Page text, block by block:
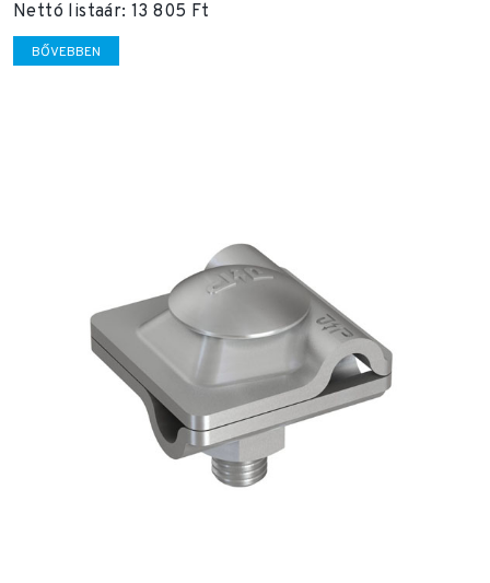
Nettó listaár: 13 805 Ft
BŐVEBBEN